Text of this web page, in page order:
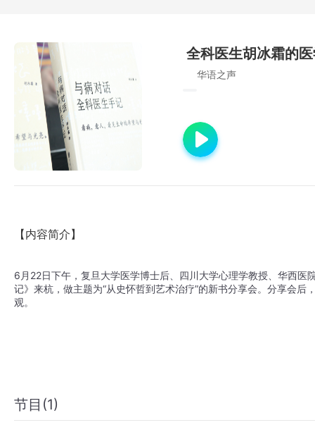
全科医生胡冰霜的
华语之声
【内容简介】
6月22日下午，复旦大学医学博士后、四川大学心理学教授、华西
记》来杭，做主题为“从史怀哲到艺术治疗”的新书分享会。分享会
观。
节目(1)